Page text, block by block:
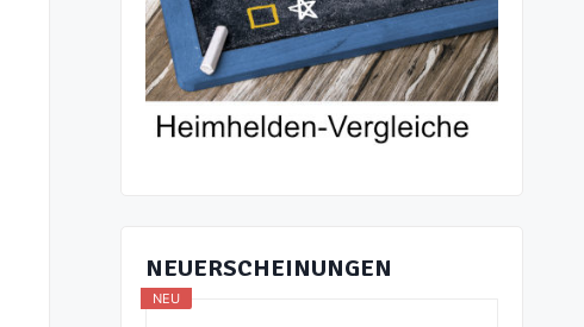
NEUERSCHEINUNGEN
NEU